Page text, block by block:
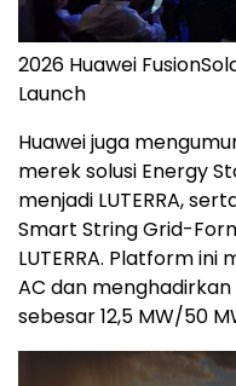
2026 Huawei
Launch
Huawei juga
merek solusi Energy
menjadi LUTERRA,
Smart String Grid-
LUTERRA. Platform ini
AC dan
sebesar 12,5 MW/50